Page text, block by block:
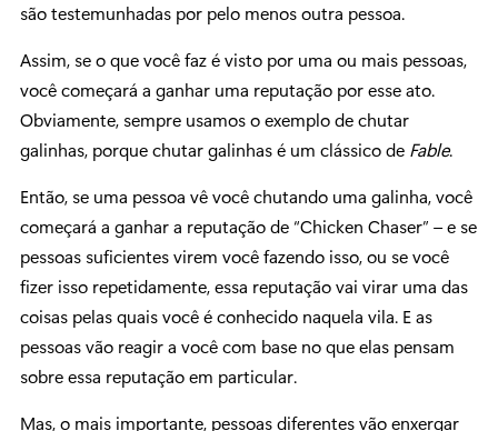
são testemunhadas por pelo menos outra pessoa.
Assim, se o que você faz é visto por uma ou mais pessoas,
você começará a ganhar uma reputação por esse ato.
Obviamente, sempre usamos o exemplo de chutar
galinhas, porque chutar galinhas é um clássico de Fable.
Então, se uma pessoa vê você chutando uma galinha, você
começará a ganhar a reputação de “Chicken Chaser” – e se
pessoas suficientes virem você fazendo isso, ou se você
fizer isso repetidamente, essa reputação vai virar uma das
coisas pelas quais você é conhecido naquela vila. E as
pessoas vão reagir a você com base no que elas pensam
sobre essa reputação em particular.
Mas, o mais importante, pessoas diferentes vão enxergar